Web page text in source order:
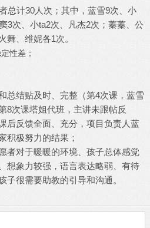
总计30人次；其中，蓝雪9次、小
3次、小ta2次、凡杰2次；蓁蓁、公
舞、维妮各1次。
性差；
总结贴及时、完整（第4次课，蓝雪
8次课塔姐代班，主讲未跟帖反
后反馈全面、充分，项目负责人蓝
积极努力的结果；
者对于暖暖的环境、孩子总体感觉
想象力较强，语言表达略弱、有待
子很需要助教的引导和沟通。